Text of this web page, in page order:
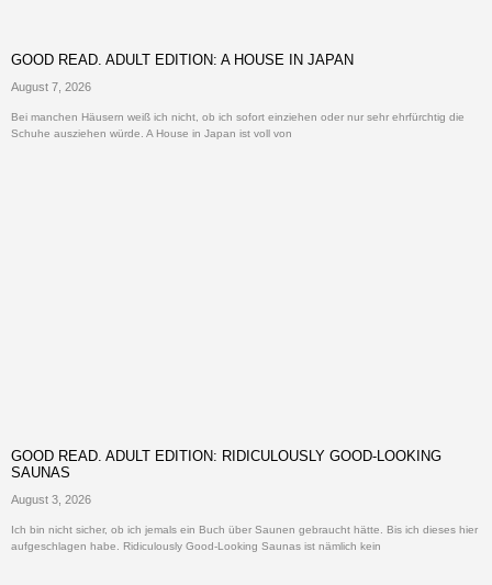
GOOD READ. ADULT EDITION: A HOUSE IN JAPAN
August 7, 2026
Bei manchen Häusern weiß ich nicht, ob ich sofort einziehen oder nur sehr ehrfürchtig die
Schuhe ausziehen würde. A House in Japan ist voll von
GOOD READ. ADULT EDITION: RIDICULOUSLY GOOD-LOOKING
SAUNAS
August 3, 2026
Ich bin nicht sicher, ob ich jemals ein Buch über Saunen gebraucht hätte. Bis ich dieses hier
aufgeschlagen habe. Ridiculously Good-Looking Saunas ist nämlich kein